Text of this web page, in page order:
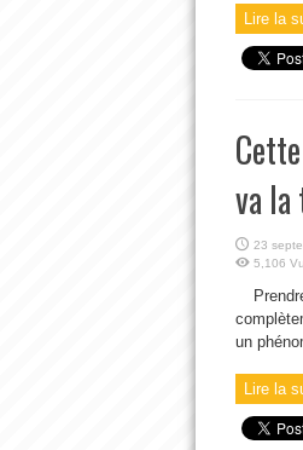
Lire la
va
23
5,106
un
Lire la